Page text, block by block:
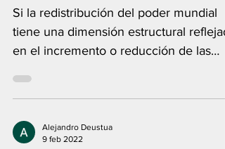
Si la redistribución del poder mundial
tiene una dimensión estructural
en el incremento o reducción de las
Alejandro Deustua
9 feb 2022